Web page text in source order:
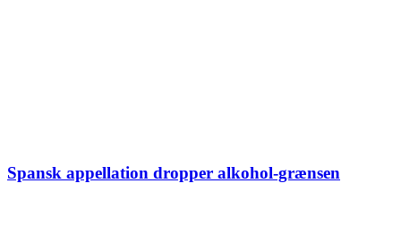
Spansk appellation dropper alkohol-grænsen